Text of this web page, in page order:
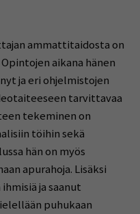
ammattitaidosta on
aikana hänen
ja eri ohjelmistojen
tarvittavaa
tekeminen on
töihin sekä
hän on myös
apurahoja. Lisäksi
ja saanut
puhukaan